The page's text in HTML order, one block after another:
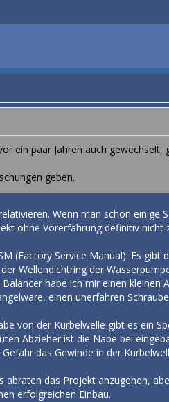
ein paar Jahren auch gewechselt,
geben.
Wenn man schon
ohne Vorerfahrung definitiv nicht
(Factory Service Manual). Es
Wellendichtring der
habe ich mir einen
einen unerfahren
von der Kurbelwelle gibt es ein
Abzieher ist die Nabe bei
das Gewinde in der
abraten das Projekt anzugehen,
erfolgreichen Einbau.